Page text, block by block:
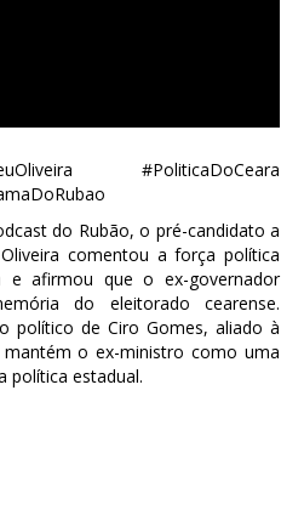
#PoliticaDoCeara
do Rubão, o pré-candidato a
comentou a força política
e afirmou que o ex-governador
do eleitorado cearense.
político de Ciro Gomes, aliado à
o ex-ministro como uma
política estadual.